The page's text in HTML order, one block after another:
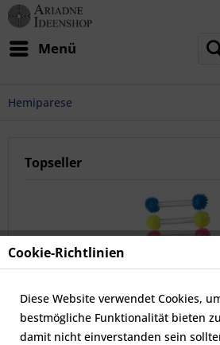
Menü
Hemiparese
Topseller
Duo-Spikey - der Lichtstab
Cookie-Richtlinien
Diese Website verwendet Cookies,
bestmögliche Funktionalität bieten
damit nicht einverstanden sein